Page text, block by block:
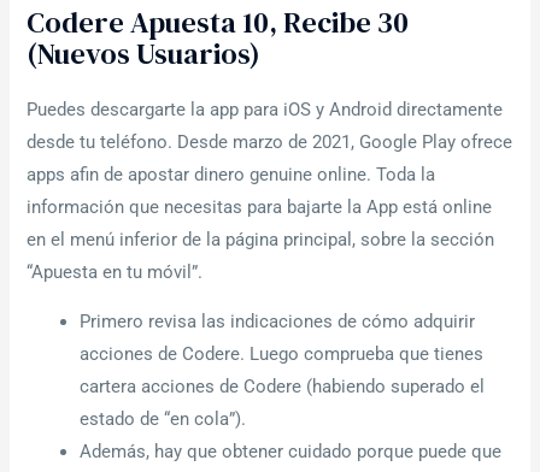
Codere Apuesta 10, Recibe 30
(nuevos Usuarios)
Puedes descargarte la app para iOS y Android directamente
desde tu teléfono. Desde marzo de 2021, Google Play ofrece
apps afin de apostar dinero genuine online. Toda la
información que necesitas para bajarte la App está online
en el menú inferior de la página principal, sobre la sección
“Apuesta en tu móvil”.
Primero revisa las indicaciones de cómo adquirir
acciones de Codere. Luego comprueba que tienes
cartera acciones de Codere (habiendo superado el
estado de “en cola”).
Además, hay que obtener cuidado porque puede que